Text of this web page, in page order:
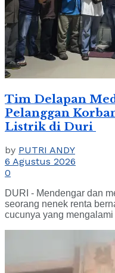
Tim Delapan
Pelanggan
Listrik di Duri
by PUTRI ANDY
6 Agustus 2026
0
DURI - Mendengar dan
seorang nenek renta
cucunya yang